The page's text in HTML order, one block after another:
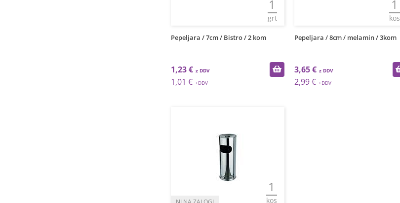
1
grt
Pepeljara / 7cm / Bistro / 2 kom
1,23 €
1,01 €
1
kos
Pepeljara / 8cm / melamin / 3kom
3,65 €
2,99 €
1
kos